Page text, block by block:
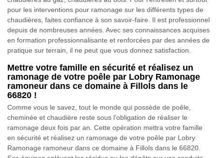
pour les interventions pour ramonage sur les différents types de
chaudières, faites confiance à son savoir-faire. Il est professionnel
depuis de nombreuses années. Avec ses connaissances acquises
en formation professionnalisante et renforcées par des années de
pratique sur terrain, il ne peut que vous donnez satisfaction.
Mettre votre famille en sécurité et réalisez un
ramonage de votre poêle par Lobry Ramonage
ramoneur dans ce domaine à Fillols dans le
66820 !
Comme vous le savez, tout le monde qui possède de poêle,
cheminée et chaudière reste sous l’obligation de réaliser le
ramonage deux fois par an. Cette opération mettra votre famille
en sécurité et réalisez un ramonage de votre poêle par Lobry
Ramonage ramoneur dans ce domaine à Fillols dans le 66820.